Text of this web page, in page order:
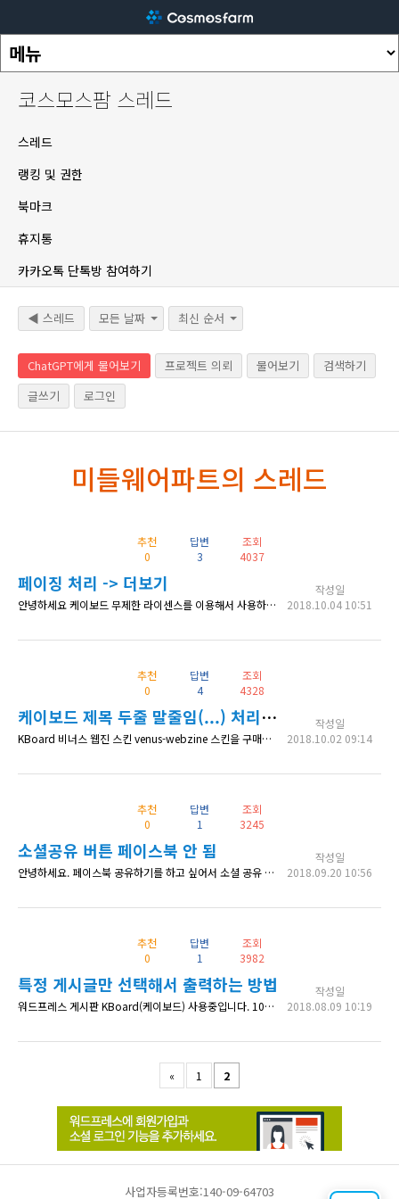
코스모스팜 스레드
스레드
랭킹 및 권한
북마크
휴지통
카카오톡 단톡방 참여하기
◀ 스레드 모든 날짜 최신 순서
ChatGPT에게 물어보기 프로젝트 의뢰 물어보기
검색하기
글쓰기
로그인
미들웨어파트의 스레드
추천
0
답변
3
조회
4037
페이징 처리 -> 더보기
안녕하세요 케이보드 무제한 라이센스를 이용해서 사용하고 있는데요 케이보드에 페이징 처리된 걸 더보기 버튼으로 바꿀 수 있나요?? 예를 들면 하단에 1.2.3 페이기가 아니고 더보기 버튼을 누르면 하단에 2페이지 3페이지 가 나오도록 할 수 있나요??
작성일
2018.10.04 10:51
추천
0
답변
4
조회
4328
케이보드 제목 두줄 말줄임(...) 처리하기
KBoard 비너스 웹진 스킨 venus-webzine 스킨을 구매해서 사용하고 있는데 뉴스 페이지를 만들어서 사용하려고 합니다. 타이틀 부분에 두번째줄을 말줄임(...) 처리 하고싶은데 방법이 있을까요??
작성일
2018.10.02 09:14
추천
0
답변
1
조회
3245
소셜공유 버튼 페이스북 안 됨
안녕하세요. 페이스북 공유하기를 하고 싶어서 소셜 공유 플러그인을 사용 하고 있습니다. 소스보기에는 제대로 들어가는데 막상 공유 버튼을 누르면 내용이나 이미지가 안 나오네요. 해당 URL 입니다. http://lsmm1100.dothome.co.kr/webzine/test/?mod=document&pageid=1&uid=1
작성일
2018.09.20 10:56
추천
0
답변
1
조회
3982
특정 게시글만 선택해서 출력하는 방법
워드프레스 게시판 KBoard(케이보드) 사용중입니다. 10개정도에 게시판이 있는데요 그 중 사용자가 선택한 글만 특정페이지에 출력하게 할수 있나요? 최신글 모아보기 처럼 사용자가 선택한 게시글만 메인화면에 출력하고 싶어서요!
작성일
2018.08.09 10:19
« 1 2
사업자등록번호:140-09-64703